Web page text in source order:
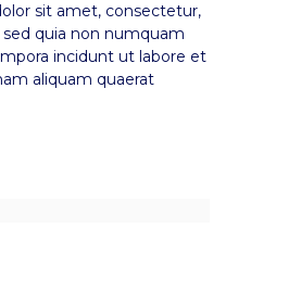
sit amet, consectetur,
sed quia non numquam
incidunt ut labore et
aliquam quaerat